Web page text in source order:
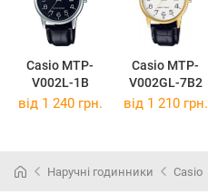
Casio MTP-
V002L-1B
Casio MTP-
V002GL-7B2
від 1 240 грн. від 1 210 грн.
Наручні годинники Casio